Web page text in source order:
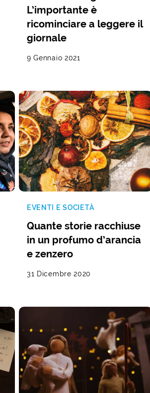
L’importante è
ricominciare a leggere il
giornale
9 Gennaio 2021
EVENTI E SOCIETÀ
Quante storie racchiuse
in un profumo d’arancia
e zenzero
31 Dicembre 2020